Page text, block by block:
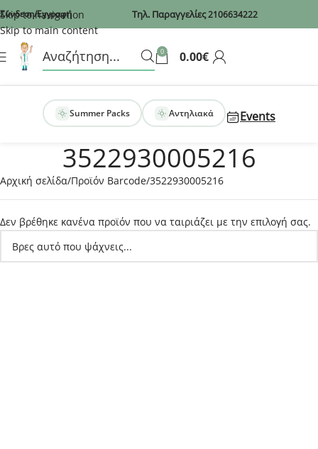
Recaptcha
Skip to navigation
Skip to main content
Σύνδεση/Εγγραφή Τηλ. Παραγγελίες2106634222
0 0.00€
Summer Packs Αντηλιακά Events
3522930005216
Αρχική σελίδα Προϊόν Barcode 3522930005216
Δεν βρέθηκε κανένα προϊόν που να ταιριάζει με την επιλογή σας.